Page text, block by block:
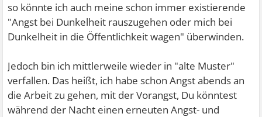
so könnte ich auch meine schon immer existierende
"Angst bei Dunkelheit rauszugehen oder mich bei
Dunkelheit in die Öffentlichkeit wagen" überwinden.
Jedoch bin ich mittlerweile wieder in "alte Muster"
verfallen. Das heißt, ich habe schon Angst abends an
die Arbeit zu gehen, mit der Vorangst, Du könntest
während der Nacht einen erneuten Angst- und